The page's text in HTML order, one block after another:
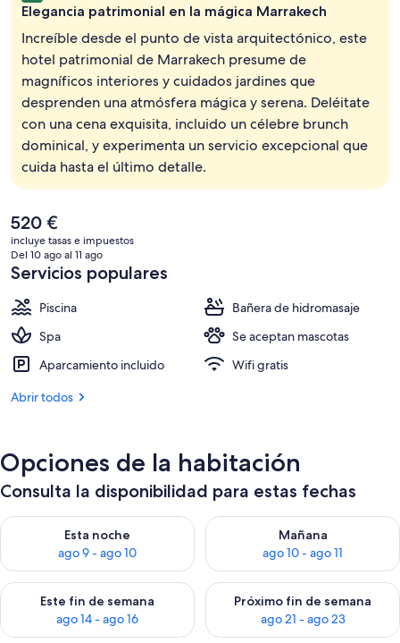
Una piscina cubierta, una piscina al
5.0 estrellas
Elegancia patrimonial en la mágica Marrakech
Increíble desde el punto de vista arquitectónico, este
hotel patrimonial de Marrakech presume de
magníficos interiores y cuidados jardines que
desprenden una atmósfera mágica y serena. Deléitate
con una cena exquisita, incluido un célebre brunch
dominical, y experimenta un servicio excepcional que
cuida hasta el último detalle.
El
precio
actual
es
de
520 €
520 €
incluye tasas e impuestos
Del 10 ago al 11 ago
Servicios populares
Piscina
Bañera de hidromasaje
Spa
Se aceptan mascotas
Aparcamiento incluido
Wifi gratis
Abrir todos
Opciones de la habitación
Consulta la disponibilidad para estas fechas
Esta noche
ago 9 - ago 10
Consulta la disponibilidad para esta noche, ago 9 - ago 10
Mañana
ago 10 - ago 11
Consulta la disponibilidad
Este fin de semana
ago 14 - ago 16
Consulta la disponibilidad para este fin de semana, ago 14 -
Próximo fin de semana
ago 21 - ago 23
Consulta la disponibilidad